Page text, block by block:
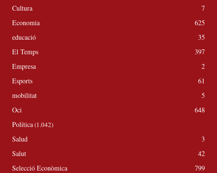
Cultura
7
Economia
625
educació
35
El Temps
397
Empresa
2
Esports
61
mobilitat
5
Oci
648
Política(1.042)
Salud
3
Salut
42
Selecció Econòmica
799